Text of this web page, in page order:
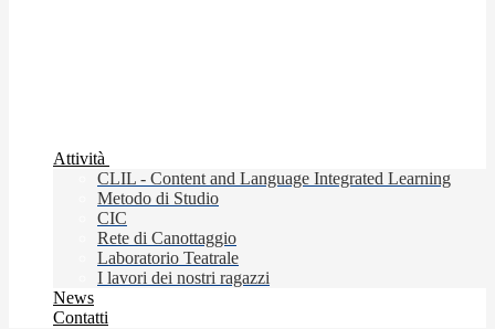
Attività
CLIL - Content and Language Integrated Learning
Metodo di Studio
CIC
Rete di Canottaggio
Laboratorio Teatrale
I lavori dei nostri ragazzi
News
Contatti